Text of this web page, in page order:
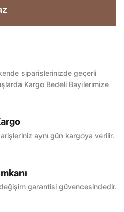
siz yapın!
siparişlerinizde geçerli
Kargo Bedeli Bayilerimize
aynı gün kargoya verilir.
garantisi güvencesindedir.